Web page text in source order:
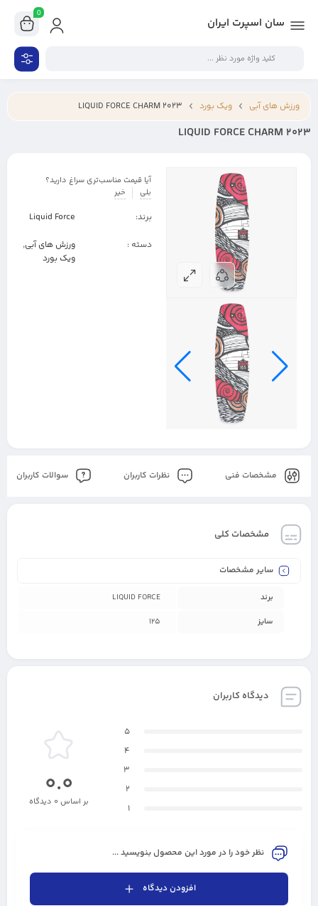
سان اسپرت ایران
0
ورزش های آبی ویک بورد LIQUID FORCE CHARM 2023
LIQUID FORCE CHARM 2023
آیا قیمت مناسب‌تری سراغ دارید؟
بلی
خیر
برند: Liquid Force
دسته : ورزش های آبی,
ویک بورد
مشخصات فنی نظرات کاربران سوالات کاربران
مشخصات کلی
سایر مشخصات
برند
LIQUID FORCE
سایز
125
دیدگاه کاربران
5
4
3
2
1
0.0
بر اساس 0 دیدگاه
نظر خود را در مورد این محصول بنویسید ...
افزودن دیدگاه